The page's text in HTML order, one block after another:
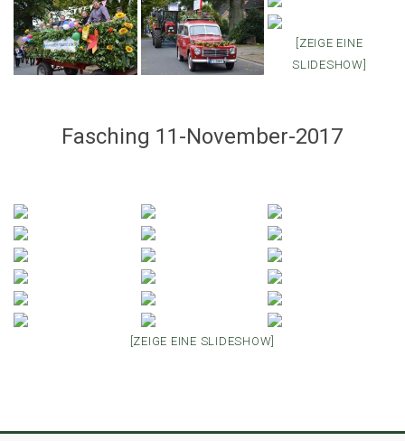
[ZEIGE EINE
SLIDESHOW]
Fasching 11-November-2017
[ZEIGE EINE SLIDESHOW]